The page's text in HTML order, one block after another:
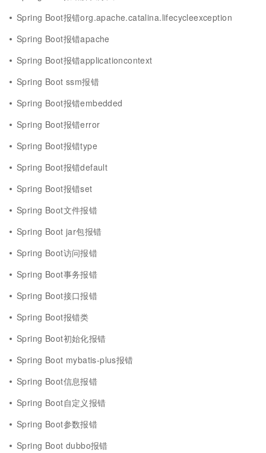
Spring Boot报错org.apache.catalina.lifecycleexception
Spring Boot报错apache
Spring Boot报错applicationcontext
Spring Boot ssm报错
Spring Boot报错embedded
Spring Boot报错error
Spring Boot报错type
Spring Boot报错default
Spring Boot报错set
Spring Boot文件报错
Spring Boot jar包报错
Spring Boot访问报错
Spring Boot事务报错
Spring Boot接口报错
Spring Boot报错类
Spring Boot初始化报错
Spring Boot mybatis-plus报错
Spring Boot信息报错
Spring Boot自定义报错
Spring Boot参数报错
Spring Boot dubbo报错